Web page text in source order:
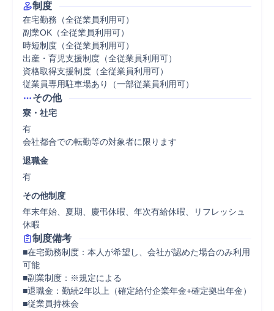
制度
在宅勤務（全従業員利用可）
副業OK（全従業員利用可）
時短制度（全従業員利用可）
出産・育児支援制度（全従業員利用可）
資格取得支援制度（全従業員利用可）
従業員専用駐車場あり（一部従業員利用可）
その他
寮・社宅
有
会社都合での転勤等の対象者に限ります
退職金
有
その他制度
年末年始、夏期、慶弔休暇、年次有給休暇、リフレッシュ
休暇
制度備考
■在宅勤務制度：本人が希望し、会社が認めた場合のみ利用
可能
■副業制度：※規定による
■退職金：勤続2年以上（確定給付企業年金+確定拠出年金）
■従業員持株会